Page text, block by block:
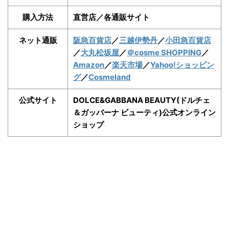
購入方法 直営店／各通販サイト
ネット通販 阪急百貨店／三越伊勢丹／小田急百貨店
／大丸松坂屋／＠cosme SHOPPING／
Amazon／楽天市場／Yahoo!ショッピン
グ／Cosmeland
公式サイト
DOLCE&GABBANA BEAUTY(ドルチェ
＆ガッバーナ ビューティ)公式オンライン
ショップ